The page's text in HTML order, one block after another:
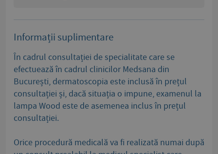
Informații suplimentare
În cadrul consultației de specialitate care se
efectuează în cadrul clinicilor Medsana din
București, dermatoscopia este inclusă în prețul
consultației și, dacă situația o impune, examenul la
lampa Wood este de asemenea inclus în prețul
consultației.
Orice procedură medicală va fi realizată numai după